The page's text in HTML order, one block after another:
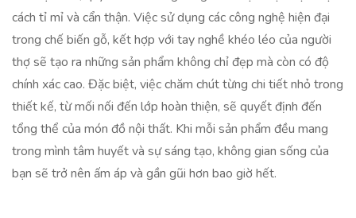
cách tỉ mỉ và cẩn thận. Việc sử dụng các công nghệ hiện đại
trong chế biến gỗ, kết hợp với tay nghề khéo léo của người
thợ sẽ tạo ra những sản phẩm không chỉ đẹp mà còn có độ
chính xác cao. Đặc biệt, việc chăm chút từng chi tiết nhỏ trong
thiết kế, từ mối nối đến lớp hoàn thiện, sẽ quyết định đến
tổng thể của món đồ nội thất. Khi mỗi sản phẩm đều mang
trong mình tâm huyết và sự sáng tạo, không gian sống của
bạn sẽ trở nên ấm áp và gần gũi hơn bao giờ hết.